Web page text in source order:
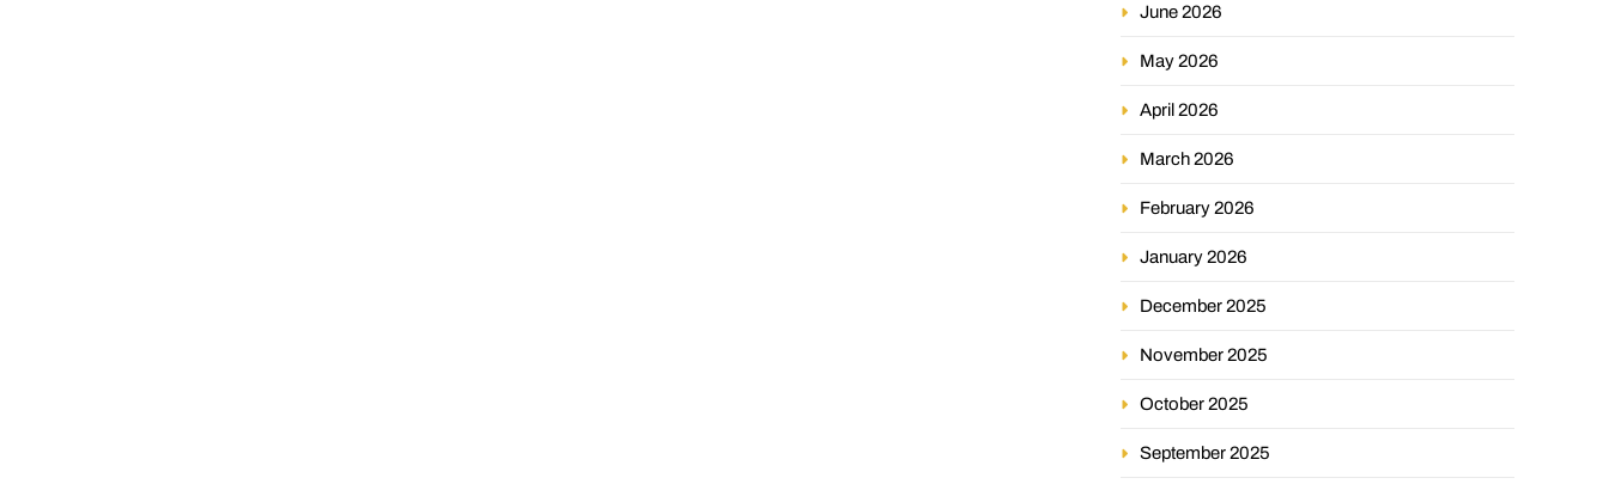
June 2026
May 2026
April 2026
March 2026
February 2026
January 2026
December 2025
November 2025
October 2025
September 2025